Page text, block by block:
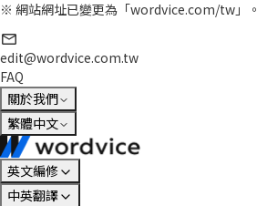
※ 網站網址已變更為「wordvice.com/tw」。
edit@wordvice.com.tw
FAQ
關於我們
繁體中文
英文編修
中英翻譯